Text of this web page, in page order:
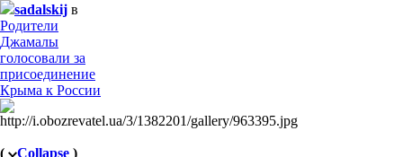
sadalskij в
Родители
Джамалы
голосовали за
присоединение
Крыма к России
( Collapse )